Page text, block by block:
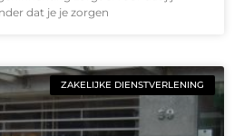
dat je je zorgen
ZAKELIJKE DIENSTVERLENING